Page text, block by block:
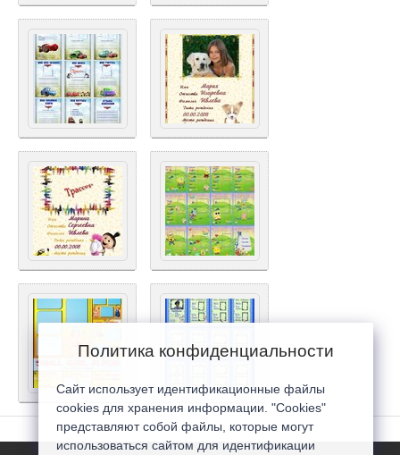
Политика конфиденциальности
Сайт использует идентификационные файлы
cookies для хранения информации. "Cookies"
представляют собой файлы, которые могут
использоваться сайтом для идентификации